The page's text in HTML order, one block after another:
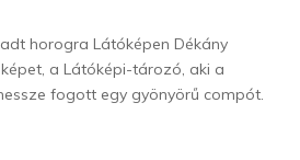
horogra Látóképen Dékány
a Látóképi-tározó, aki a
fogott egy gyönyörű compót.